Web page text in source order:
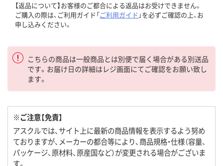
【返品について】お客様のご都合による返品はお受けできません。
ご購入の際は、ご利用ガイド「ご利用ガイド 」を必ずご確認の上、お
申し込みください。
こちらの商品は一般商品とは別便で届く場合がある別送品
です。お届け日の詳細はレジ画面にてご確認をお願い致し
ます。
※ご注意【免責】
アスクルでは、サイト上に最新の商品情報を表示するよう努め
ておりますが、メーカーの都合等により、商品規格・仕様（容量、
パッケージ、原材料、原産国など）が変更される場合がございま
す。